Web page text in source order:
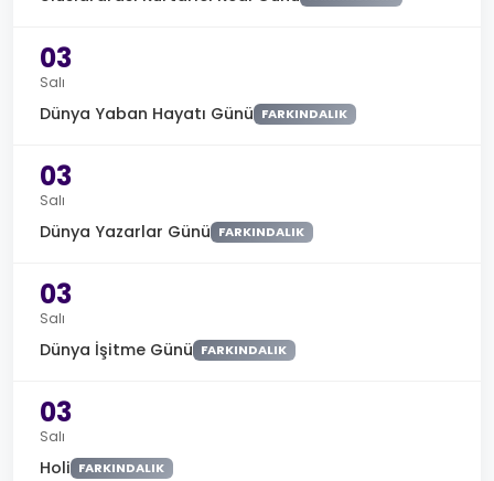
03
Salı
Dünya Yaban Hayatı Günü FARKINDALIK
03
Salı
Dünya Yazarlar Günü FARKINDALIK
03
Salı
Dünya İşitme Günü FARKINDALIK
03
Salı
Holi FARKINDALIK